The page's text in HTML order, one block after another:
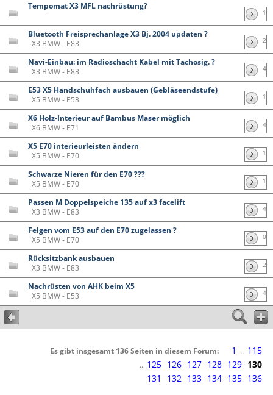
Tempomat X3 MFL nachrüstung?
1
Bluetooth Freisprechanlage X3 Bj. 2004 updaten ?
X3 BMW - E83
2
Navi-Einbau: im Radioschacht Kabel mit Tachosig. ?
X3 BMW - E83
4
E53 X5 Handschuhfach ausbauen (Gebläseendstufe)
X5 BMW - E53
1
X6 Holz-Interieur auf Bambus Maser möglich
X6 BMW - E71
4
X5 E70 interieurleisten ändern
X5 BMW - E70
1
Schwarze Nieren für den E70 ???
X5 BMW - E70
1
Passen M Doppelspeiche 135 auf x3 facelift
X3 BMW - E83
4
Felgen vom E53 auf den E70 zugelassen ?
X5 BMW - E70
0
Rücksitzbank ausbauen
X3 BMW - E83
2
Nachrüsten von AHK beim X5
X5 BMW - E53
4
Es gibt insgesamt 136 Seiten in diesem Forum: 1 .. 115
.. 125 126 127 128 129 130
131
132 133 134 135 136